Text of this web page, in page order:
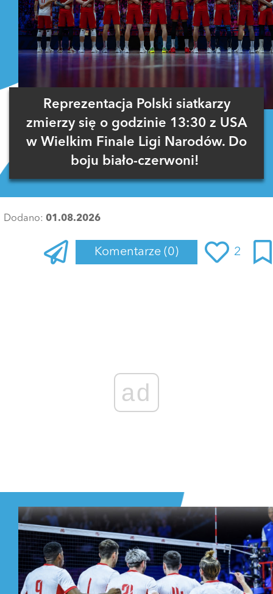
Reprezentacja Polski siatkarzy
zmierzy się o godzinie 13:30 z USA
w Wielkim Finale Ligi Narodów. Do
boju biało-czerwoni!
Dodano: 01.08.2026
Komentarze (0) 2
ad